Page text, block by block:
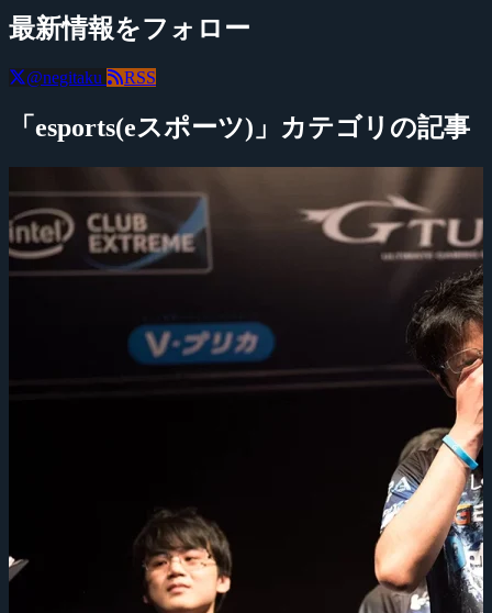
最新情報をフォロー
@negitaku RSS
「esports(eスポーツ)」カテゴリの記事